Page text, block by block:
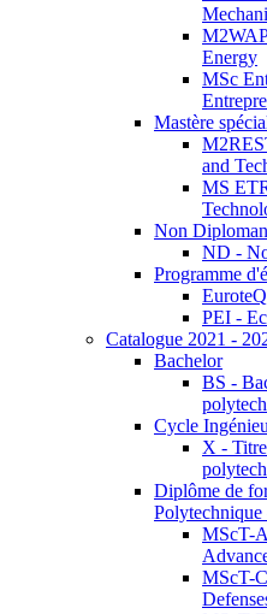
Energy
MSc
Mastère
and
MS
Non
ND -
Programme
PEI -
Catalogue 2021 -
Bachelor
BS -
Cycle
X -
Diplôme de
MScT-
MScT-